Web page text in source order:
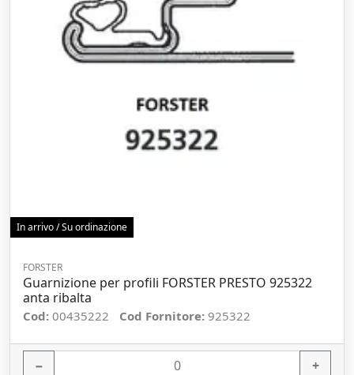
In arrivo / Su ordinazione
FORSTER
Guarnizione per profili FORSTER PRESTO 925322
anta ribalta
Cod: 00435222 Cod Fornitore: 925322
− +